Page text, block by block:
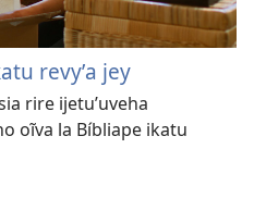
revyʼa jey
rire ijetuʼuveha
oĩva la Bíbliape ikatu